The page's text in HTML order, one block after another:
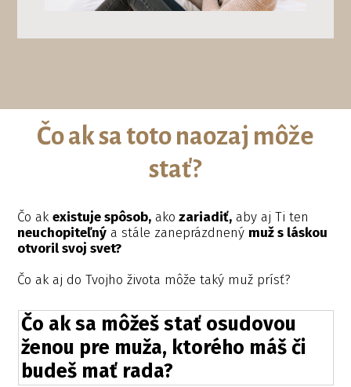
Čo ak sa toto naozaj môže
stať?
Čo ak existuje spôsob,ako zariadiť,aby aj Ti ten
neuchopiteľnýa stále zaneprázdnený muž s láskou
otvoril svoj svet?
Čo ak aj do Tvojho života môže taký muž prísť?
Čo ak sa môžeš stať osudovou
ženou pre muža, ktorého máš či
budeš mať rada?